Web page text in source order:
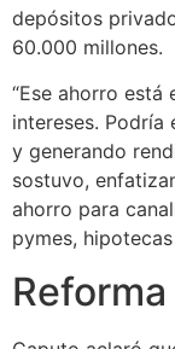
depósitos
60.000 millones.
“Ese ahorro está
intereses. Podría
y generando
sostuvo,
ahorro para
pymes,